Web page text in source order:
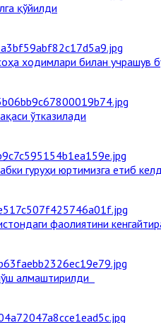
қўйилди
ходимлари билан учрашув
ўтказилади
гуруҳи юртимизга етиб
фаолиятини
алмаштирилди